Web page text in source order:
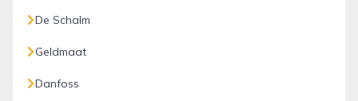
De Schalm
Geldmaat
Danfoss